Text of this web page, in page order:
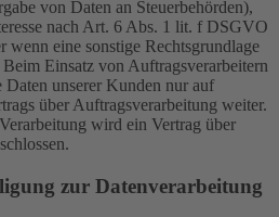
von Daten an Steuerbehörden),
nach Art. 6 Abs. 1 lit. f DSGVO
wenn eine sonstige Rechtsgrundlage
Einsatz von Auftragsverarbeitern
Daten unserer Kunden nur auf
über Auftragsverarbeitung weiter.
wird ein Vertrag über
zur Datenverarbeitung